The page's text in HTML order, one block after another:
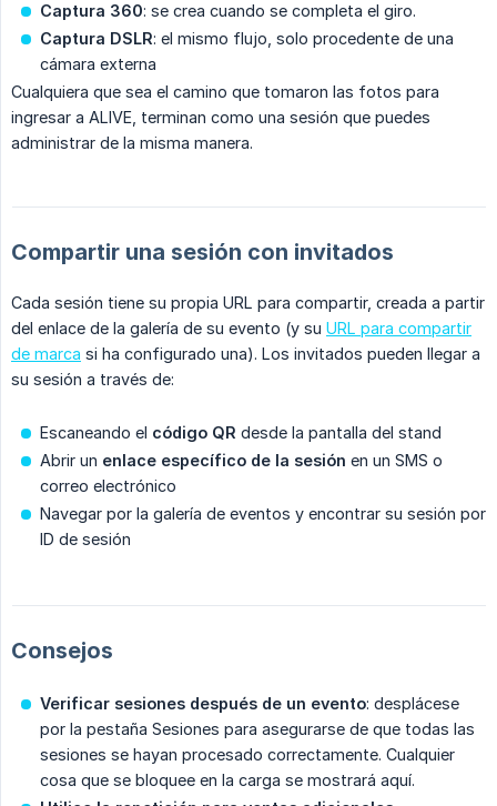
Captura 360: se crea cuando se completa el giro.
Captura DSLR: el mismo flujo, solo procedente de una
cámara externa
Cualquiera que sea el camino que tomaron las fotos para
ingresar a ALIVE, terminan como una sesión que puedes
administrar de la misma manera.
Compartir una sesión con invitados
Cada sesión tiene su propia URL para compartir, creada a partir
del enlace de la galería de su evento (y su URL para compartir
de marca si ha configurado una). Los invitados pueden llegar a
su sesión a través de:
Escaneando el código QR desde la pantalla del stand
Abrir un enlace específico de la sesión en un SMS o
correo electrónico
Navegar por la galería de eventos y encontrar su sesión por
ID de sesión
Consejos
Verificar sesiones después de un evento: desplácese
por la pestaña Sesiones para asegurarse de que todas las
sesiones se hayan procesado correctamente. Cualquier
cosa que se bloquee en la carga se mostrará aquí.